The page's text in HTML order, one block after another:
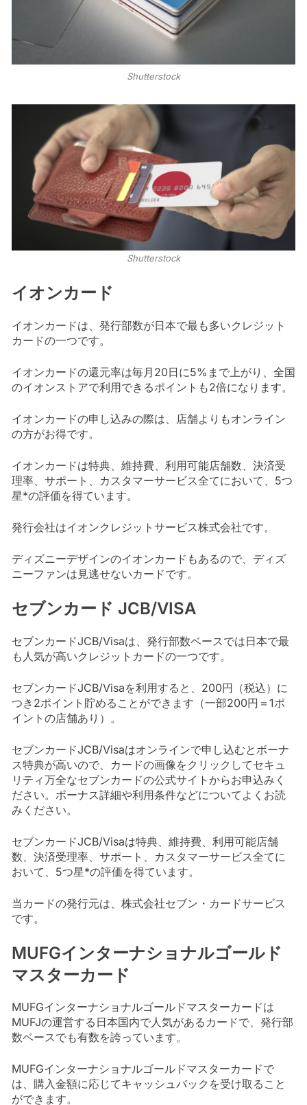
Shutterstock
Shutterstock
イオンカード
イオンカードは、発行部数が日本で最も多いクレジット
カードの一つです。
イオンカードの還元率は毎月20日に5%まで上がり、全国
のイオンストアで利用できるポイントも2倍になります。
イオンカードの申し込みの際は、店舗よりもオンライン
の方がお得です。
イオンカードは特典、維持費、利用可能店舗数、決済受
理率、サポート、カスタマーサービス全てにおいて、5つ
星*の評価を得ています。
発行会社はイオンクレジットサービス株式会社です。
ディズニーデザインのイオンカードもあるので、ディズ
ニーファンは見逃せないカードです。
セブンカード JCB/VISA
セブンカードJCB/Visaは、発行部数ベースでは日本で最
も人気が高いクレジットカードの一つです。
セブンカードJCB/Visaを利用すると、200円（税込）に
つき2ポイント貯めることができます（一部200円＝1ポ
イントの店舗あり）。
セブンカードJCB/Visaはオンラインで申し込むとボーナ
ス特典が高いので、カードの画像をクリックしてセキュ
リティ万全なセブンカードの公式サイトからお申込みく
ださい。ボーナス詳細や利用条件などについてよくお読
みください。
セブンカードJCB/Visaは特典、維持費、利用可能店舗
数、決済受理率、サポート、カスタマーサービス全てに
おいて、5つ星*の評価を得ています。
当カードの発行元は、株式会社セブン・カードサービス
です。
MUFGインターナショナルゴールド
マスターカード
MUFGインターナショナルゴールドマスターカードは
MUFJの運営する日本国内で人気があるカードで、発行部
数ベースでも有数を誇っています。
MUFGインターナショナルゴールドマスターカードで
は、購入金額に応じてキャッシュバックを受け取ること
ができます。